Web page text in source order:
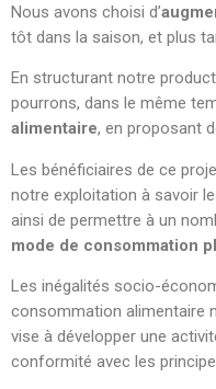
Nous avons choisi d’
tôt dans la saison, et plus
En structurant notre
pourrons, dans le même
alimentaire, en proposant
Les bénéficiaires de ce
notre exploitation à savoir
ainsi de permettre à un
mode de consommation
Les inégalités socio-
consommation alimentaire
vise à développer une
conformité avec les